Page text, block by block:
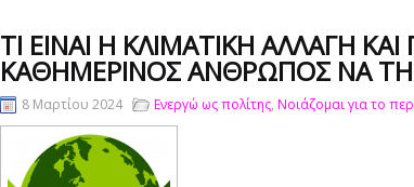
ΤΙ ΕΊΝΑΙ Η ΚΛΙΜΑΤΙΚΉ ΑΛΛΑΓΉ
ΚΑΘΗΜΕΡΙΝΌΣ ΆΝΘΡΩΠΟΣ ΝΑ
8 Μαρτίου 2024 Ενεργώ ως πολίτης, Νοιάζομαι για το